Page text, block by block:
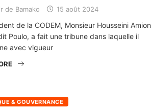
de Bamako 15 août 2024
de la CODEM, Monsieur Housseini Amion
Poulo, a fait une tribune dans laquelle il
avec vigueur
& GOUVERNANCE